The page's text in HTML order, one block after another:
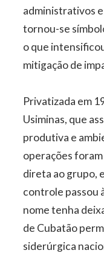
administrativos
tornou-se
o que
mitigação de
Privatizada em
Usiminas, que
produtiva e
operações
direta ao grupo,
controle passou
nome tenha
de Cubatão
siderúrgica